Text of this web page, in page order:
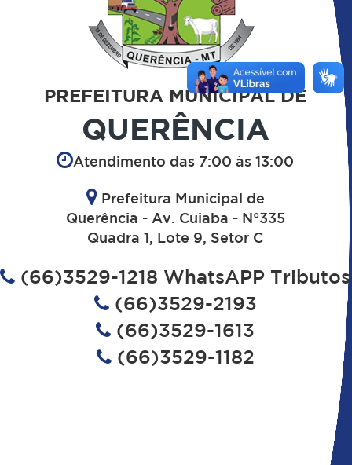
PREFEITURA MUNICIPAL DE
QUERÊNCIA
Atendimento das 7:00 às 13:00
Prefeitura Municipal de
Querência - Av. Cuiaba - N°335
Quadra 1, Lote 9, Setor C
(66)3529-1218 WhatsAPP Tributos
(66)3529-2193
(66)3529-1613
(66)3529-1182